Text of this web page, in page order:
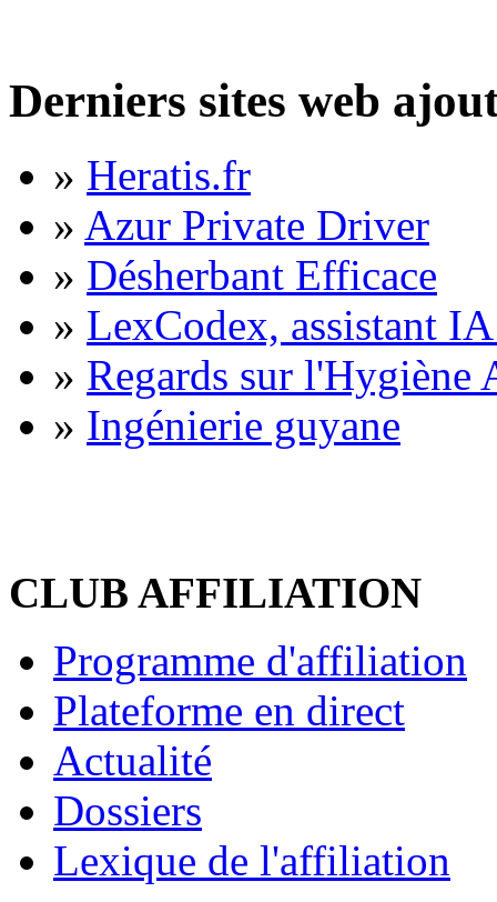
Derniers sites web
» Heratis.fr
» Azur Private Driver
» Désherbant Efficace
» LexCodex, assistant
» Regards sur l'Hygiène
» Ingénierie guyane
CLUB AFFILIATION
Programme d'affiliation
Plateforme en direct
Actualité
Dossiers
Lexique de l'affiliation